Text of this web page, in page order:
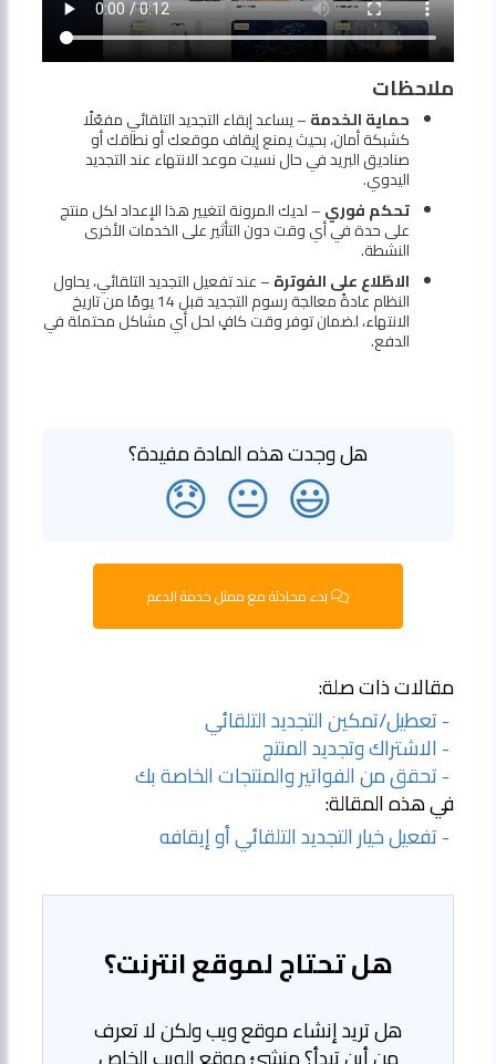
ملاحظات
حماية الخدمة– يساعد إبقاء التجديد التلقائي مفعّلًا
كشبكة أمان، بحيث يمنع إيقاف موقعك أو نطاقك أو
صناديق البريد في حال نسيت موعد الانتهاء عند التجديد
اليدوي.
تحكم فوري– لديك المرونة لتغيير هذا الإعداد لكل منتج
على حدة في أي وقت دون التأثير على الخدمات الأخرى
النشطة.
الاطّلاع على الفوترة– عند تفعيل التجديد التلقائي، يحاول
النظام عادةً معالجة رسوم التجديد قبل 14 يومًا من تاريخ
الانتهاء، لضمان توفر وقت كافٍ لحل أي مشاكل محتملة في
الدفع.
هل وجدت هذه المادة مفيدة؟
😃
😐
😞
بدء محادثة مع ممثل خدمة الدعم
مقالات ذات صلة:
- تعطيل/تمكين التجديد التلقائي
- الاشتراك وتجديد المنتج
- تحقق من الفواتير والمنتجات الخاصة بك
في هذه المقالة:
- تفعيل خيار التجديد التلقائي أو إيقافه
هل تحتاج لموقع انترنت؟
هل تريد إنشاء موقع ويب ولكن لا تعرف